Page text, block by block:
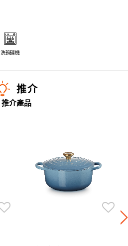
洗碗碟機
推介
推介產品